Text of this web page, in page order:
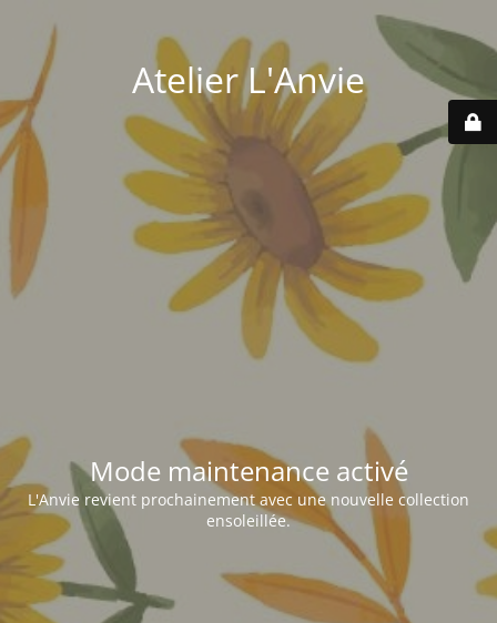
Atelier L'Anvie
Mode maintenance activé
L'Anvie revient prochainement avec une nouvelle collection
ensoleillée.